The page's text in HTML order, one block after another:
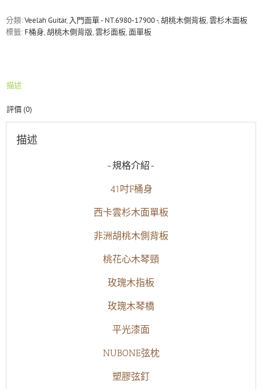
杉/
胡
數
分類:Veelah Guitar, 入門面單 - NT.6980-17900 -,胡桃木側背板,雲杉木面板
標籤: F桶身,胡桃木側背版,雲杉面板,面單板
描述
評價 (0)
描述
-規格介紹-
41吋F桶身
西卡雲杉木面單板
非洲胡桃木側背板
桃花心木琴頸
玫瑰木指板
玫瑰木琴橋
平光漆面
NUBONE弦枕
塑膠弦釘